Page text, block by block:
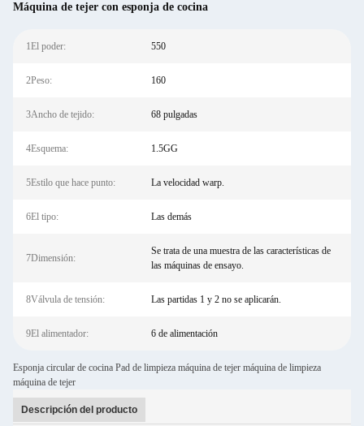
Máquina de tejer con esponja de cocina
1El poder: 550
2Peso: 160
3Ancho de tejido: 68 pulgadas
4Esquema: 1.5GG
5Estilo que hace punto: La velocidad warp.
6El tipo: Las demás
7Dimensión:
Se trata de una muestra de las características de
las máquinas de ensayo.
8Válvula de tensión: Las partidas 1 y 2 no se aplicarán.
9El alimentador: 6 de alimentación
Esponja circular de cocina Pad de limpieza máquina de tejer máquina de limpieza
máquina de tejer
Descripción del producto